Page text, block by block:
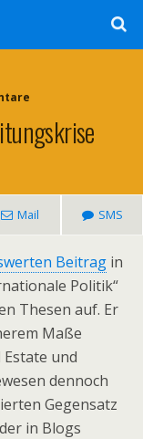
Mail SMS
Beitrag in
Politik“
Thesen auf. Er
Maße
und
dennoch
Gegensatz
in Blogs